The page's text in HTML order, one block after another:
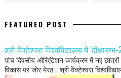
FEATURED POST
श्री वेंक्टेश्वरा विश्वविद्यालय में
पांच दिवसीय ओरिएंटेशन कार्यक्रम में नए
विकास पर जोर मेरठ। श्री वेंक्टेश्वरा